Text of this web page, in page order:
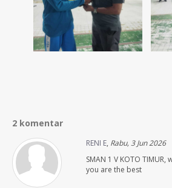
2 komentar
RENI E, Rabu, 3 Jun 2026
SMAN 1 V KOTO
you are the best